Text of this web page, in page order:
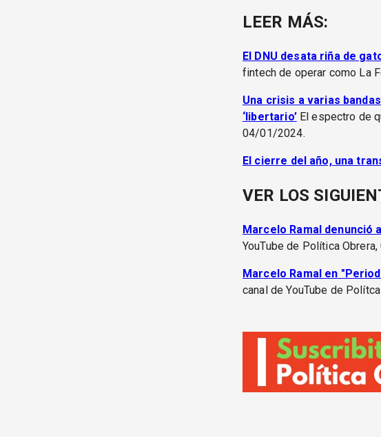
LEER MÁS:
El DNU desata riña de
fintech de operar como La
Una crisis a varias
‘libertario’El espectro de
04/01/2024.
El cierre del año, una
VER LOS
Marcelo Ramal denunció
YouTube de Política
Marcelo Ramal en
canal de YouTube de